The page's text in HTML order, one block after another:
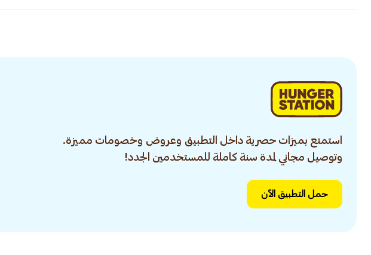
استمتع بميزات حصرية داخل التطبيق وعروض وخصومات مميزة.
وتوصيل مجاني لمدة سنة كاملة للمستخدمين الجدد!
حمل التطبيق الآن